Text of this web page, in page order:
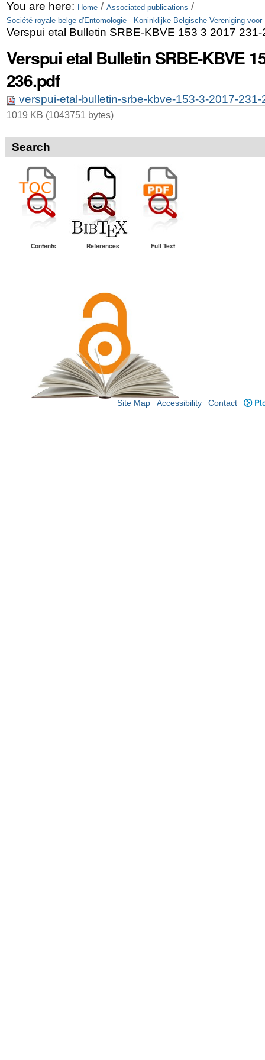
Skip
to
Skip
to
navigation
Personal
tools
You are here: Home / Associated publications /
Société royale belge d'Entomologie - Koninklijke Belgische Vereniging voor
Verspui etal Bulletin SRBE-KBVE 153 3 2017
Verspui etal Bulletin SRBE-KBVE
236.pdf
verspui-etal-bulletin-srbe-kbve-153-3-2017-
1019 KB (1043751 bytes)
Search
Contents References Full Text
Site Map Accessibility Contact